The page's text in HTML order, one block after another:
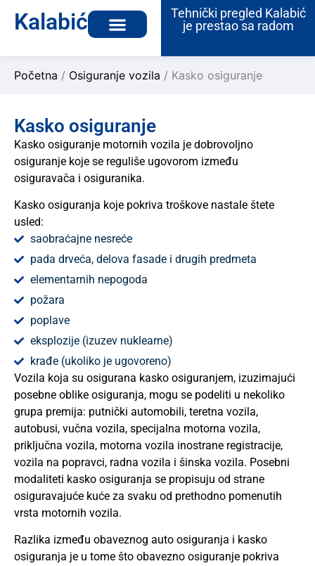
Kalabić
Tehnički pregled Kalabić
je prestao sa radom
Početna / Osiguranje vozila / Kasko osiguranje
Kasko osiguranje
Kasko osiguranje motornih vozila je dobrovoljno
osiguranje koje se reguliše ugovorom između
osiguravača i osiguranika.
Kasko osiguranja koje pokriva troškove nastale štete
usled:
saobraćajne nesreće
pada drveća, delova fasade i drugih predmeta
elementarnih nepogoda
požara
poplave
eksplozije (izuzev nuklearne)
krađe (ukoliko je ugovoreno)
Vozila koja su osigurana kasko osiguranjem, izuzimajući
posebne oblike osiguranja, mogu se podeliti u nekoliko
grupa premija: putnički automobili, teretna vozila,
autobusi, vučna vozila, specijalna motorna vozila,
priključna vozila, motorna vozila inostrane registracije,
vozila na popravci, radna vozila i šinska vozila. Posebni
modaliteti kasko osiguranja se propisuju od strane
osiguravajuće kuće za svaku od prethodno pomenutih
vrsta motornih vozila.
Razlika između obaveznog auto osiguranja i kasko
osiguranja je u tome što obavezno osiguranje pokriva